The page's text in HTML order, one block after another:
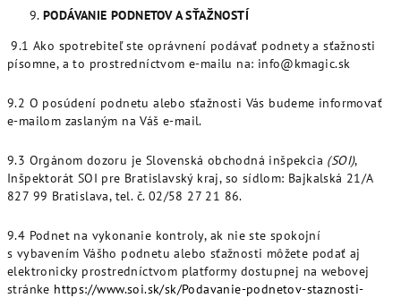
PODÁVANIE PODNETOV A SŤAŽNOSTÍ
9.1 Ako spotrebiteľ ste oprávnení podávať podnety a sťažnosti
písomne, a to prostredníctvom e-mailu na: info@kmagic.sk
9.2 O posúdení podnetu alebo sťažnosti Vás budeme informovať
e-mailom zaslaným na Váš e-mail.
9.3 Orgánom dozoru je Slovenská obchodná inšpekcia (SOI),
Inšpektorát SOI pre Bratislavský kraj, so sídlom: Bajkalská 21/A
827 99 Bratislava, tel. č. 02/58 27 21 86.
9.4 Podnet na vykonanie kontroly, ak nie ste spokojní
s vybavením Vášho podnetu alebo sťažnosti môžete podať aj
elektronicky prostredníctvom platformy dostupnej na webovej
stránke https://www.soi.sk/sk/Podavanie-podnetov-staznosti-